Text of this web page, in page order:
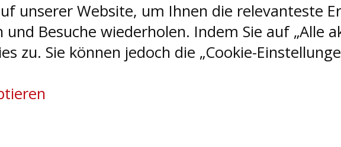
unserer Website, um Ihnen die relevanteste
Besuche wiederholen. Indem Sie auf „Alle
zu. Sie können jedoch die „Cookie-